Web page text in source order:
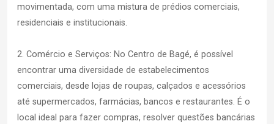
movimentada, com uma mistura de prédios comerciais,
residenciais e institucionais.
2. Comércio e Serviços: No Centro de Bagé, é possível
encontrar uma diversidade de estabelecimentos
comerciais, desde lojas de roupas, calçados e acessórios
até supermercados, farmácias, bancos e restaurantes. É o
local ideal para fazer compras, resolver questões bancárias